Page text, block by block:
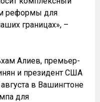
реформы для
границах», –
Алиев, премьер-
и президент США
в Вашингтоне
для